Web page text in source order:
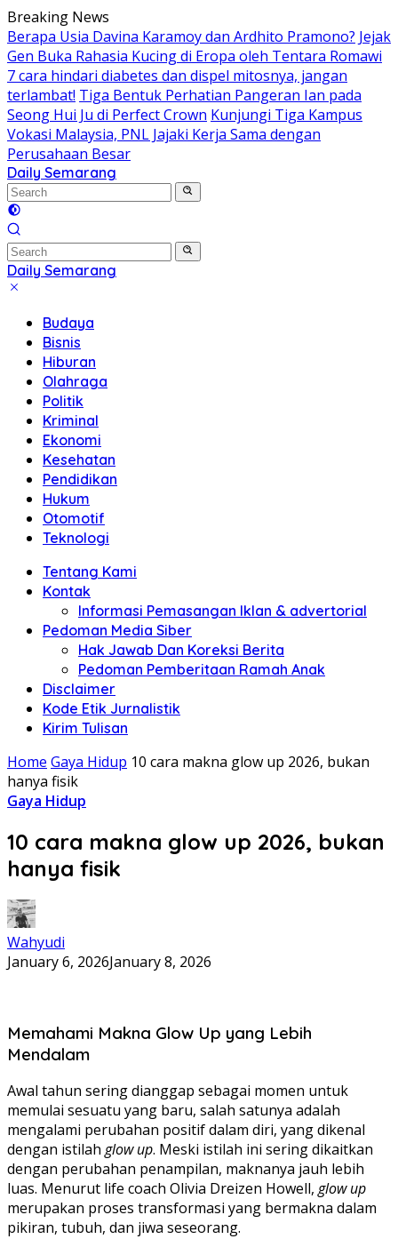
Skip
to
content
Breaking News
Berapa Usia Davina Karamoy dan Ardhito Pramono? Jejak
Gen Buka Rahasia Kucing di Eropa oleh Tentara Romawi
7 cara hindari diabetes dan dispel mitosnya, jangan
terlambat! Tiga Bentuk Perhatian Pangeran Ian pada
Seong Hui Ju di Perfect Crown Kunjungi Tiga Kampus
Vokasi Malaysia, PNL Jajaki Kerja Sama dengan
Perusahaan Besar
Daily Semarang
"Semarang
Hari
Ini:
Informasi
Terkini
untuk
Daily Semarang
"Semarang
Informasi
Terkini
untuk
Anda"
Budaya
Bisnis
Hiburan
Olahraga
Politik
Kriminal
Ekonomi
Kesehatan
Pendidikan
Hukum
Otomotif
Teknologi
Tentang Kami
Kontak
Informasi Pemasangan Iklan & advertorial
Pedoman Media Siber
Hak Jawab Dan Koreksi Berita
Pedoman Pemberitaan Ramah Anak
Disclaimer
Kode Etik Jurnalistik
Kirim Tulisan
Home Gaya Hidup 10 cara makna glow up 2026, bukan
hanya fisik
Gaya Hidup
10 cara makna glow up 2026, bukan
hanya fisik
Wahyudi
January 6, 2026January 8, 2026
Memahami Makna Glow Up yang Lebih
Mendalam
Awal tahun sering dianggap sebagai momen untuk
memulai sesuatu yang baru, salah satunya adalah
mengalami perubahan positif dalam diri, yang dikenal
dengan istilah glow up. Meski istilah ini sering dikaitkan
dengan perubahan penampilan, maknanya jauh lebih
luas. Menurut life coach Olivia Dreizen Howell, glow up
merupakan proses transformasi yang bermakna dalam
pikiran, tubuh, dan jiwa seseorang.